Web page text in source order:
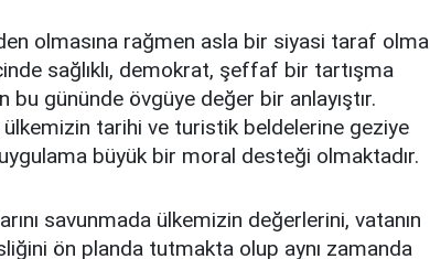
olmasına rağmen asla bir siyasi taraf olma
sağlıklı, demokrat, şeffaf bir tartışma
gününde övgüye değer bir anlayıştır.
ülkemizin tarihi ve turistik beldelerine geziye
büyük bir moral desteği olmaktadır.
savunmada ülkemizin değerlerini, vatanın
ön planda tutmakta olup aynı zamanda